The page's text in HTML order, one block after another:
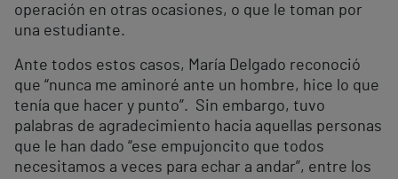
operación en otras ocasiones, o que le toman por
una estudiante.
Ante todos estos casos, María Delgado reconoció
que “nunca me aminoré ante un hombre, hice lo que
tenía que hacer y punto”. Sin embargo, tuvo
palabras de agradecimiento hacia aquellas personas
que le han dado “ese empujoncito que todos
necesitamos a veces para echar a andar”, entre los